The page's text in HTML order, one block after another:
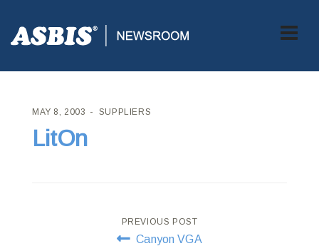
ASBIS CROATIA>SUPPLIERS
MAY 8, 2003 SUPPLIERS
LitOn
PREVIOUS POST
Canyon VGA